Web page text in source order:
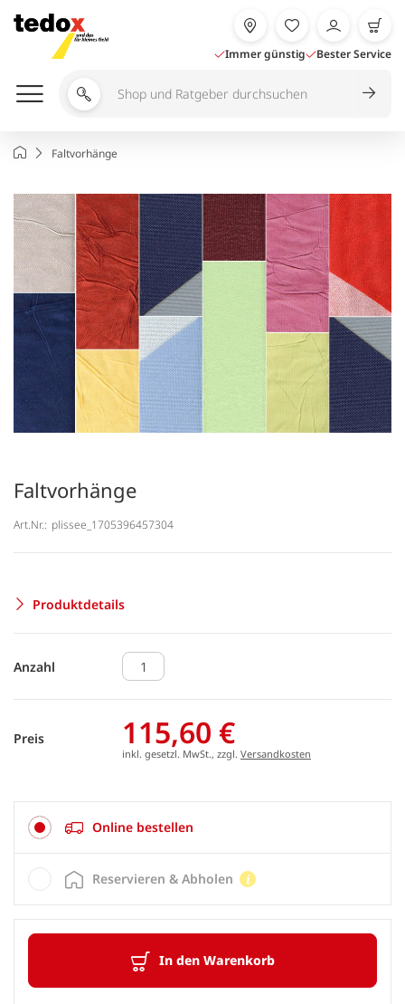
Inhalt
springen
Immer günstig Bester Service
Shop
durchsuchen
StartseiteFaltvorhänge
Faltvorhänge
Art.Nr.: plissee_1705396457304
Produktdetails
Anzahl
Preis 115,60 €
inkl. gesetzl. MwSt., zzgl. Versandkosten
Online bestellen
In den Warenkorb
Reservieren & Abholen